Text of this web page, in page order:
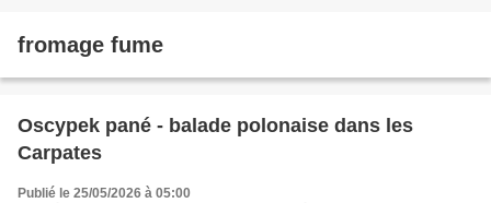
fromage fume
Oscypek pané - balade polonaise dans les
Carpates
Publié le 25/05/2026 à 05:00